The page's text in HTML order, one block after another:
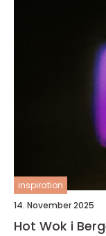
inspiration
14. November 2025
Hot Wok i